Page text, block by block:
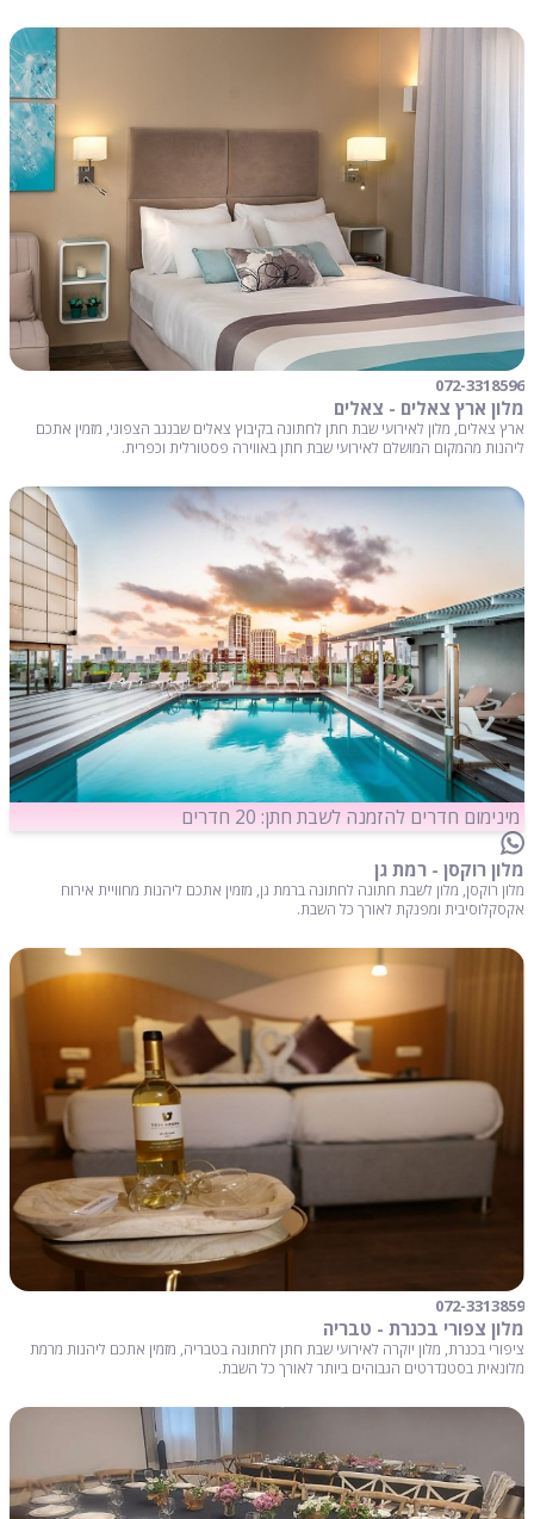
072-3318596
מלון ארץ צאלים - צאלים
ארץ צאלים, מלון לאירועי שבת חתן לחתונה בקיבוץ צאלים שבנגב הצפוני, מזמין אתכם
ליהנות מהמקום המושלם לאירועי שבת חתן באווירה פסטורלית וכפרית.
מינימום חדרים להזמנה לשבת חתן: 20 חדרים
מלון רוקסן - רמת גן
מלון רוקסן, מלון לשבת חתונה לחתונה ברמת גן, מזמין אתכם ליהנות מחוויית אירוח
אקסקלוסיבית ומפנקת לאורך כל השבת.
072-3313859
מלון צפורי בכנרת - טבריה
ציפורי בכנרת, מלון יוקרה לאירועי שבת חתן לחתונה בטבריה, מזמין אתכם ליהנות מרמת
מלונאית בסטנדרטים הגבוהים ביותר לאורך כל השבת.